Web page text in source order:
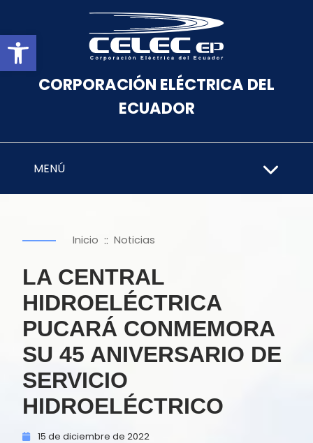
Abrir barra de herramientas
CORPORACIÓN ELÉCTRICA DEL
ECUADOR
MENÚ
Inicio :: Noticias
LA CENTRAL
HIDROELÉCTRICA
PUCARÁ CONMEMORA
SU 45 ANIVERSARIO DE
SERVICIO
HIDROELÉCTRICO
15 de diciembre de 2022